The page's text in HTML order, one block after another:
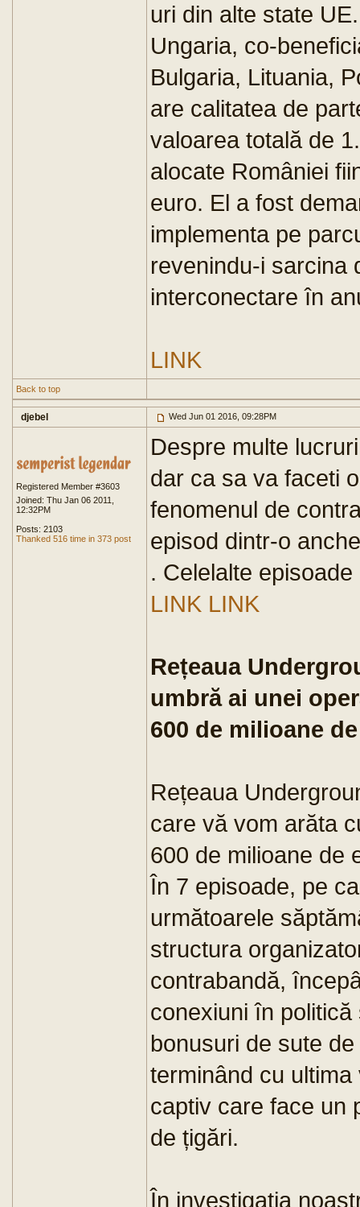
uri din alte state
Ungaria, co-
Bulgaria, Lituania,
are calitatea de
valoarea totală de
alocate României
euro. El a fost
implementa pe
revenindu-i sarcina
interconectare în
LINK
Back to top
djebel Wed Jun 01 2016, 09:28PM
Registered Member #3603
Joined: Thu Jan 06 2011,
12:32PM
Posts: 2103
Thanked 516 time in 373 post
Despre multe
dar ca sa va faceti
fenomenul de
episod dintr-o
. Celelalte
LINK LINK
Rețeaua
umbră ai unei
600 de milioane
Rețeaua
care vă vom arăta
600 de milioane de
În 7 episoade, pe
următoarele
structura
contrabandă,
conexiuni în
bonusuri de sute
terminând cu
captiv care face un
de țigări.
În investigația